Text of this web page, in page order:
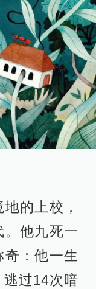
的上校，
。他九死一
：他一生
过14次暗